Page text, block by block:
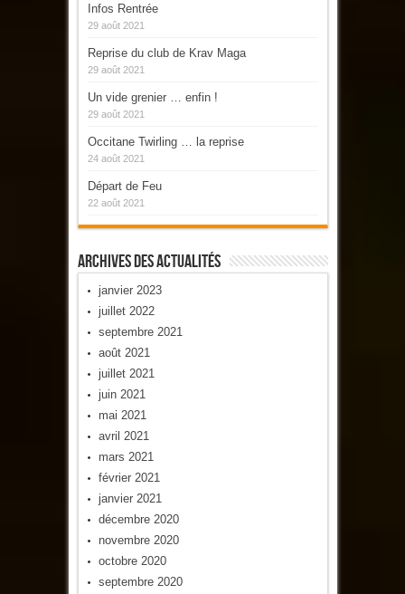
Infos Rentrée
29 août 2021
Reprise du club de Krav Maga
29 août 2021
Un vide grenier … enfin !
29 août 2021
Occitane Twirling … la reprise
24 août 2021
Départ de Feu
22 août 2021
Archives Des Actualités
janvier 2023
juillet 2022
septembre 2021
août 2021
juillet 2021
juin 2021
mai 2021
avril 2021
mars 2021
février 2021
janvier 2021
décembre 2020
novembre 2020
octobre 2020
septembre 2020